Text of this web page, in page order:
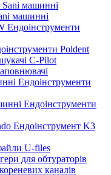
машинні
Ендоінструменти
Poldent
C-Pilot
Ендоінструменти
Ендоінструменти
Ендоінструмент K3
U-files
для обтураторів